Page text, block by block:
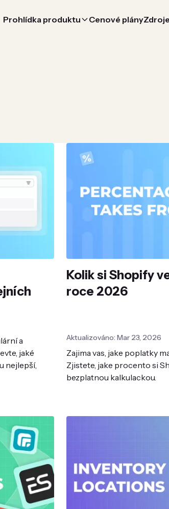
Prohlídka produktu Cenové plányZdroje
a
jaké
nejlepší,
Kolik si Shopify
roce 2026
Aktualizováno: Mar 23, 2026
Zajima vas, jake poplatky
Zjistete, jake procento si
bezplatnou kalkulackou.